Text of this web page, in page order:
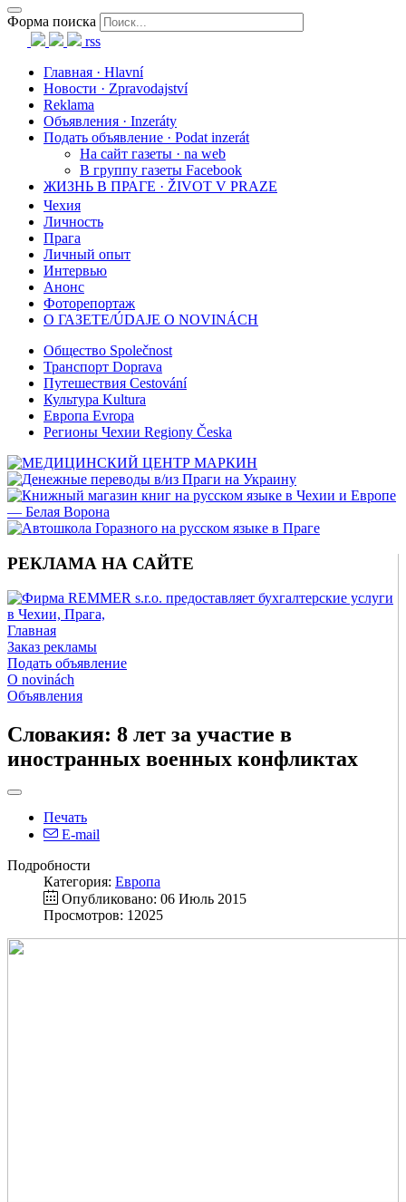
Форма поиска
rss
Главная · Hlavní
Новости · Zpravodajství
Reklama
Объявления · Inzeráty
Подать объявление · Podat inzerát
На сайт газеты · na web
В группу газеты Facebook
ЖИЗНЬ В ПРАГЕ · ŽIVOT V PRAZE
Чехия
Личность
Прага
Личный опыт
Интервью
Анонс
Фоторепортаж
О ГАЗЕТЕ/ÚDAJE O NOVINÁCH
Общество Společnost
Транспорт Doprava
Путешествия Cestování
Культура Kultura
Европа Evropa
Регионы Чехии Regiony Česka
РЕКЛАМА НА САЙТЕ
Главная
Заказ рекламы
Подать объявление
O novinách
Объявления
Словакия: 8 лет за участие в
иностранных военных конфликтах
Печать
E-mail
Подробности
Категория: Европа
Опубликовано: 06 Июль 2015
Просмотров: 12025